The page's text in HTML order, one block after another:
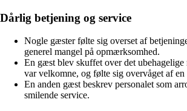
Dårlig betjening og service
Nogle gæster følte sig overset af
generel mangel på opmærksomhed.
En gæst blev skuffet over det
var velkomne, og følte sig overvåget af en
En anden gæst beskrev personalet som
smilende service.